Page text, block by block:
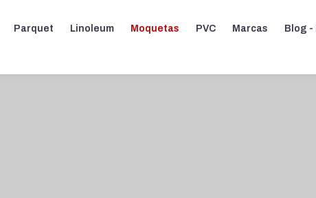
Parquet Linoleum Moquetas PVC Marcas Blog -